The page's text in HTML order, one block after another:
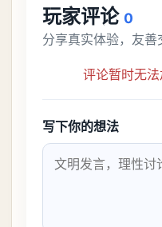
玩家评论 0
分享真实体验，友善
评论暂时无法
写下你的想法